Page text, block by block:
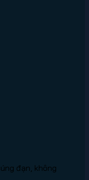
đạn, không